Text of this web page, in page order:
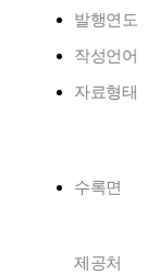
발행연도
작성언어
자료형태
수록면
제공처